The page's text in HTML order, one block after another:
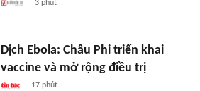
3 phút
Dịch Ebola: Châu Phi triển khai
vaccine và mở rộng điều trị
17 phút